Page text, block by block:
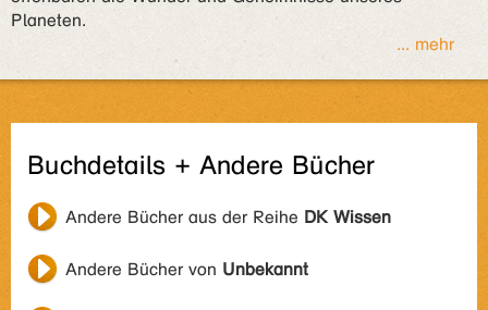
Planeten.
... mehr
Buchdetails + Andere Bücher
Andere Bücher aus der Reihe DK Wissen
Andere Bücher von Unbekannt